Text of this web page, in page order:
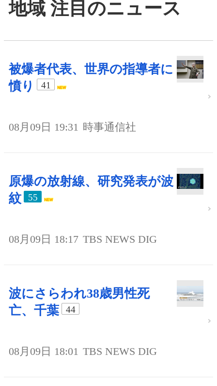
地域 注目のニュース
被爆者代表、世界の指導者に
憤り
41
08月09日 19:31 時事通信社
原爆の放射線、研究発表が波
紋
55
08月09日 18:17 TBS NEWS DIG
波にさらわれ38歳男性死
亡、千葉
44
08月09日 18:01 TBS NEWS DIG